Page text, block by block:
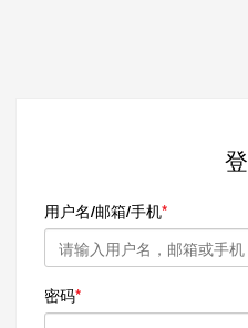
用户名/邮箱/手机
密码